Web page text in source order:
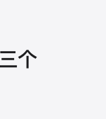
个